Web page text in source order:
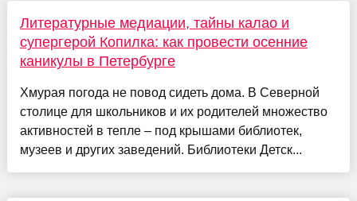
Литературные медиации, тайны калао и
супергерой Копилка: как провести осенние
каникулы в Петербурге
Хмурая погода не повод сидеть дома. В Северной
столице для школьников и их родителей множество
активностей в тепле – под крышами библиотек,
музеев и других заведений. Библиотеки Детск...